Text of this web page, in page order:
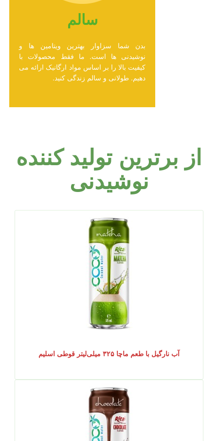
سالم
بدن شما سزاوار بهترین ویتامین ها و
نوشیدنی ها است. ما فقط محصولات با
کیفیت بالا را بر اساس مواد ارگانیک ارائه می
دهیم. طولانی و سالم زندگی کنید.
از برترین تولید کننده
نوشیدنی
آب نارگیل با طعم ماچا ۳۲۵ میلی‌لیتر قوطی اسلیم